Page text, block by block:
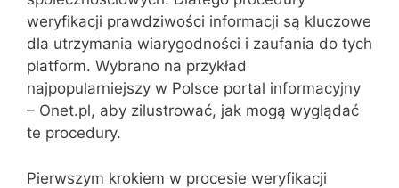
weryfikacji prawdziwości informacji są kluczowe
dla utrzymania wiarygodności i zaufania do tych
platform. Wybrano na przykład
najpopularniejszy w Polsce portal informacyjny
– Onet.pl, aby zilustrować, jak mogą wyglądać
te procedury.
Pierwszym krokiem w procesie weryfikacji